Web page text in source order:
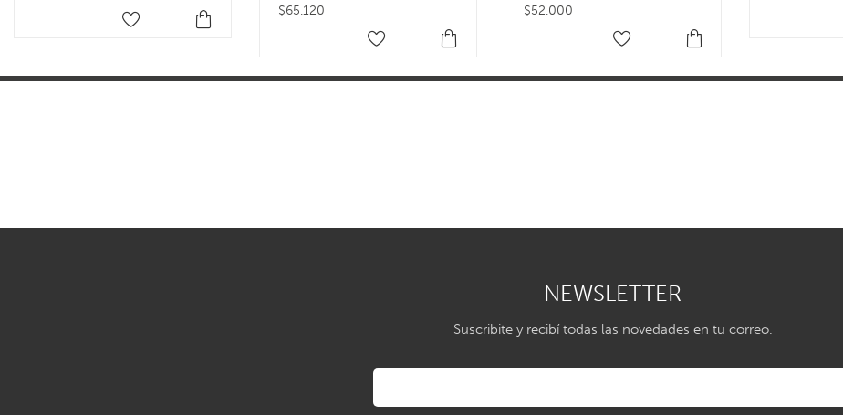
$65.120
$52.000
NEWSLETTER
Suscribite y recibí todas las novedades en tu correo.